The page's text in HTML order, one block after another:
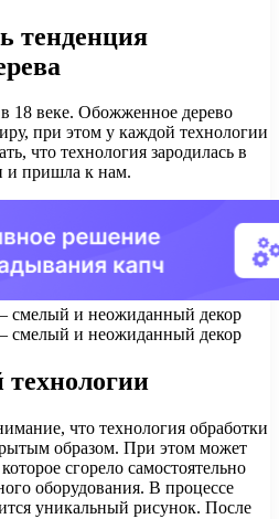
тенденция
18 веке. Обожженное дерево
при этом у каждой технологии
что технология зародилась в
и пришла к нам.
что технология обработки
образом. При этом может
сгорело самостоятельно
оборудования. В процессе
уникальный рисунок. После